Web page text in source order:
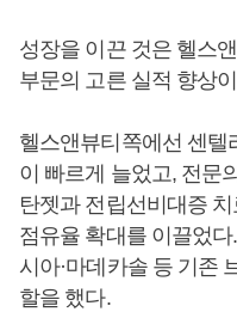
성장을 이끈 것은 헬스
부문의 고른 실적 향상
헬스앤뷰티쪽에선 센텔
이 빠르게 늘었고, 전문
탄젯과 전립선비대증
점유율 확대를 이끌었
시아·마데카솔 등 기존
할을 했다.